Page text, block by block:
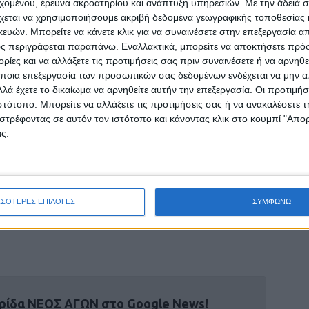
έρευνα ακροατηρίου και ανάπτυξη υπηρεσιών. Με την άδειά
να χρησιμοποιήσουμε ακριβή δεδομένα γεωγραφικής τοποθεσίας
Μπορείτε να κάνετε κλικ για να συναινέσετε στην επεξεργασία
περιγράφεται παραπάνω. Εναλλακτικά, μπορείτε να αποκτήσετε
και να αλλάξετε τις προτιμήσεις σας πριν συναινέσετε ή να
επεξεργασία των προσωπικών σας δεδομένων ενδέχεται να μην
έχετε το δικαίωμα να αρνηθείτε αυτήν την επεξεργασία. Οι
Μπορείτε να αλλάξετε τις προτιμήσεις σας ή να ανακαλέσετε
σε αυτόν τον ιστότοπο και κάνοντας κλικ στο κουμπί
ΕΠΙΛΟΓΕΣ ΣΥΜΦΩΝΩ
το τελευταίο διάστημα, ο πρωθυπουργός
την ιστορία και αλλοιώνει τη
, με κινήσεις που θέτουν σε κίνδυνο την
σήμερα ο υπουργός Εξωτερικών, Νίκος
ΟΗΕ επιστολή μου όπου
της Άγκυρας. Όπως και οι
τη σταθερότητα στην περιοχή που
συμπλήρωσε ο κ. Μητσοτάκης
ΝΕΟΣ ΑΓΩΝ στο Google News!